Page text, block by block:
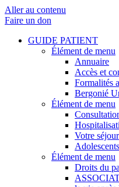
Aller au contenu
Faire un don
GUIDE PATIENT
Élément de menu
Annuaire
Accès et
Formalités
Bergonié
Élément de menu
Votre séjour
Élément de menu
Droits du